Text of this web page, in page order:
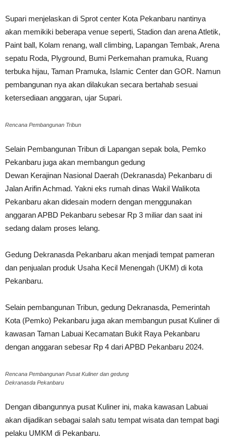
Supari menjelaskan di Sprot center Kota Pekanbaru nantinya
akan memikiki beberapa venue seperti, Stadion dan arena Atletik,
Paint ball, Kolam renang, wall climbing, Lapangan Tembak, Arena
sepatu Roda, Plyground, Bumi Perkemahan pramuka, Ruang
terbuka hijau, Taman Pramuka, Islamic Center dan GOR. Namun
pembangunan nya akan dilakukan secara bertahab sesuai
ketersediaan anggaran, ujar Supari.
Rencana Pembangunan Tribun
Selain Pembangunan Tribun di Lapangan sepak bola, Pemko
Pekanbaru juga akan membangun gedung
Dewan Kerajinan Nasional Daerah (Dekranasda) Pekanbaru di
Jalan Arifin Achmad. Yakni eks rumah dinas Wakil Walikota
Pekanbaru akan didesain modern dengan menggunakan
anggaran APBD Pekanbaru sebesar Rp 3 miliar dan saat ini
sedang dalam proses lelang.
Gedung Dekranasda Pekanbaru akan menjadi tempat pameran
dan penjualan produk Usaha Kecil Menengah (UKM) di kota
Pekanbaru.
Selain pembangunan Tribun, gedung Dekranasda, Pemerintah
Kota (Pemko) Pekanbaru juga akan membangun pusat Kuliner di
kawasan Taman Labuai Kecamatan Bukit Raya Pekanbaru
dengan anggaran sebesar Rp 4 dari APBD Pekanbaru 2024.
Rencana Pembangunan Pusat Kuliner dan gedung
Dekranasda Pekanbaru
Dengan dibangunnya pusat Kuliner ini, maka kawasan Labuai
akan dijadikan sebagai salah satu tempat wisata dan tempat bagi
pelaku UMKM di Pekanbaru.